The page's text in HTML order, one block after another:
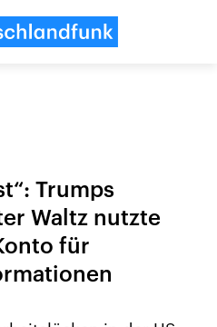
Trumps
Waltz nutzte
für